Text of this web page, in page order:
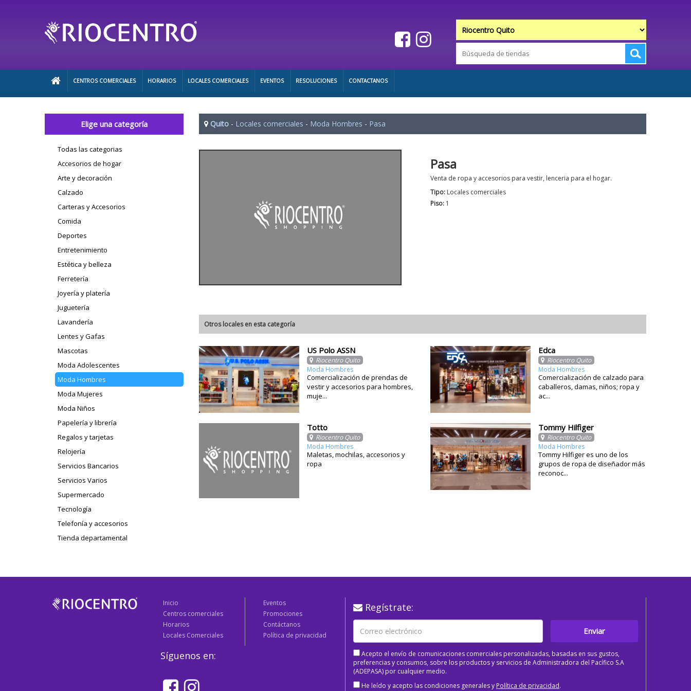
CENTROS COMERCIALES HORARIOS LOCALES COMERCIALES EVENTOS RESOLUCIONES CONTACTANOS
Elige una categoría
Todas las categorias
Accesorios de hogar
Arte y decoración
Calzado
Carteras y Accesorios
Comida
Deportes
Entretenimiento
Estética y belleza
Ferretería
Joyería y platería
Juguetería
Lavandería
Lentes y Gafas
Mascotas
Moda Adolescentes
Moda Hombres
Moda Mujeres
Moda Niños
Papelería y librería
Regalos y tarjetas
Relojería
Servicios Bancarios
Servicios Varios
Supermercado
Tecnología
Telefonía y accesorios
Tienda departamental
Quito - Locales comerciales - Moda Hombres - Pasa
Pasa
Venta de ropa y accesorios para vestir, lenceria para el hogar.
Tipo: Locales comerciales
Piso: 1
Otros locales en esta categoría
US Polo ASSN
Riocentro Quito
Moda Hombres
Comercialización de prendas de
vestir y accesorios para hombres,
muje...
Edca
Riocentro Quito
Moda Hombres
Comercialización de calzado para
caballeros, damas, niños; ropa y
ac...
Totto
Riocentro Quito
Moda Hombres
Maletas, mochilas, accesorios y
ropa
Tommy Hilfiger
Riocentro Quito
Moda Hombres
Tommy Hilfiger es uno de los
grupos de ropa de diseñador más
reconoc...
Inicio
Centros comerciales
Horarios
Locales Comerciales
Eventos
Promociones
Contáctanos
Política de privacidad
Síguenos en:
Regístrate:
Enviar
Acepto el envío de comunicaciones comerciales personalizadas, basadas en sus gustos,
preferencias y consumos, sobre los productos y servicios de Administradora del Pacífico S.A
(ADEPASA) por cualquier medio.
He leído y acepto las condiciones generales y Política de privacidad.